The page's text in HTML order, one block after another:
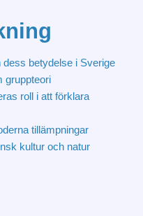
dess betydelse i Sverige
gruppteori
roll i att förklara
tillämpningar
kultur och natur